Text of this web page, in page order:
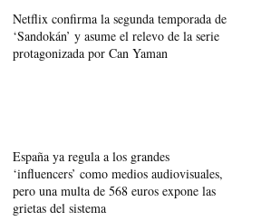
Netflix confirma la segunda temporada de
‘Sandokán’ y asume el relevo de la serie
protagonizada por Can Yaman
España ya regula a los grandes
‘influencers’ como medios audiovisuales,
pero una multa de 568 euros expone las
grietas del sistema